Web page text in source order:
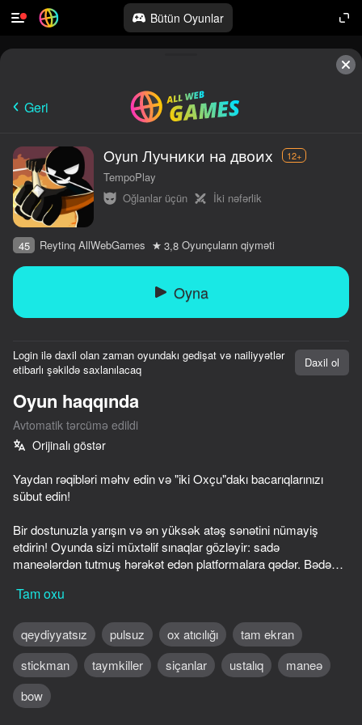
Bütün Oyunlar
Cihazı döndərin
Oyun yalnız üfüqi
OYNA
Army Vs Army
66
Geri
Oyun Лучники на двоих 12+
TempoPlay
Oğlanlar üçün
İki nəfərlik
45 Reytinq AllWebGames 3,8 Oyunçuların qiyməti
Oyna
Login ilə daxil olan zaman oyundakı gedişat və nailiyyətlər
etibarlı şəkildə saxlanılacaq
Daxil ol
Oyun haqqında
Avtomatik tərcümə edildi
Orijinalı göstər
Yaydan rəqibləri məhv edin və "iki Oxçu"dakı bacarıqlarınızı
sübut edin!
Bir dostunuzla yarışın və ən yüksək atəş sənətini nümayiş
etdirin! Oyunda sizi müxtəlif sınaqlar gözləyir: sadə
maneələrdən tutmuş hərəkət edən platformalara qədər. Bədənə
Tam oxu
qeydiyyatsız pulsuz ox atıcılığı
tam ekran
stickman
taymkiller siçanlar ustalıq
maneə
bow